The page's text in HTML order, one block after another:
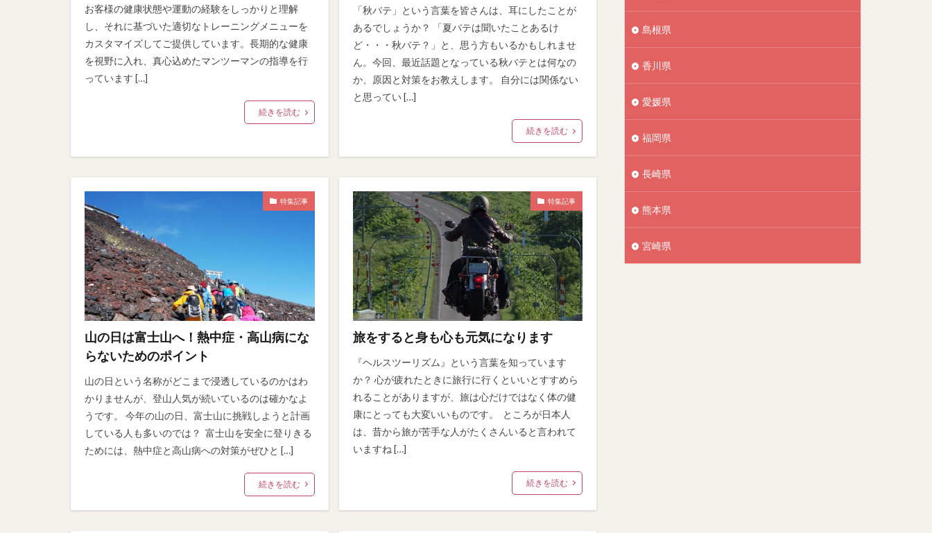
お客様の健康状態や運動の経験をしっかりと理解
し、それに基づいた適切なトレーニングメニューを
カスタマイズしてご提供しています。長期的な健康
を視野に入れ、真心込めたマンツーマンの指導を行
っています […]
続きを読む
「秋バテ」という言葉を皆さんは、耳にしたことが
あるでしょうか？ 「夏バテは聞いたことあるけ
ど・・・秋バテ？」と、思う方もいるかもしれませ
ん。今回、最近話題となっている秋バテとは何なの
か、原因と対策をお教えします。 自分には関係ない
と思ってい […]
続きを読む
特集記事
山の日は富士山へ！熱中症・高山病にな
らないためのポイント
山の日という名称がどこまで浸透しているのかはわ
かりませんが、登山人気が続いているのは確かなよ
うです。 今年の山の日、富士山に挑戦しようと計画
している人も多いのでは？ 富士山を安全に登りきる
ためには、熱中症と高山病への対策がぜひと […]
続きを読む
特集記事
旅をすると身も心も元気になります
『ヘルスツーリズム』という言葉を知っています
か？ 心が疲れたときに旅行に行くといいとすすめら
れることがありますが、旅は心だけではなく体の健
康にとっても大変いいものです。 ところが日本人
は、昔から旅が苦手な人がたくさんいると言われて
いますね […]
続きを読む
島根県
香川県
愛媛県
福岡県
長崎県
熊本県
宮崎県